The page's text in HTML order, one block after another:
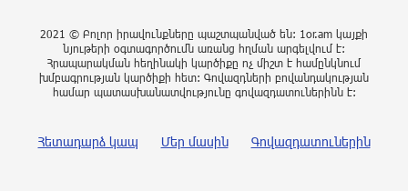
9 ժամ առաջ
Խոշոր հրդեհ՝ Երևանի Սիլիկյան թաղամասի
կիլոմետրից
2021 © Բոլոր իրավունքները պաշտպանված են: 1or.am կայքի
նյութերի օգտագործումն առանց հղման արգելվում է:
Հրապարակման հեղինակի կարծիքը ոչ միշտ է համընկնում
խմբագրության կարծիքի հետ: Գովազդների բովանդակության
համար պատասխանատվությունը գովազդատուներինն է:
Հետադարձ կապ Մեր մասին Գովազդատուներին